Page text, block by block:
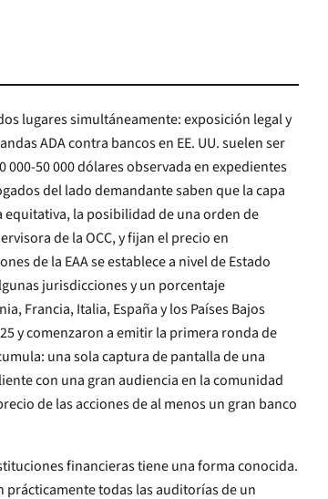
lugares simultáneamente: exposición legal y
y fijan el precio en
la EAA se establece a nivel de Estado
jurisdicciones y un porcentaje
un gran banco
financieras tiene una forma conocida.